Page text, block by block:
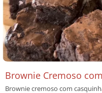
Brownie Cremoso
Brownie cremoso com